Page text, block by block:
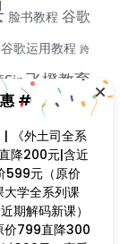
脸书教程 谷歌
谷歌运用教程 跨
Sir飞橙教育
客服：zkcw598 (备
《外土司全
直降200元|
包价599元
课大学全系
|含近期解码
元（原价
课程原价超
！